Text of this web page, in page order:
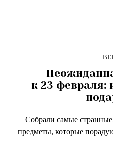
к 23 февраля:
Cобрали самые
предметы, которые